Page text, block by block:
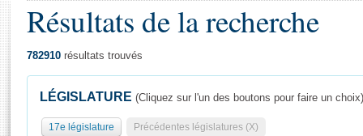
Général
Résultats de la recherche
782910 résultats trouvés
LÉGISLATURE (Cliquez sur l'un des boutons pour faire un choix)
17e législature Précédentes législatures (X)